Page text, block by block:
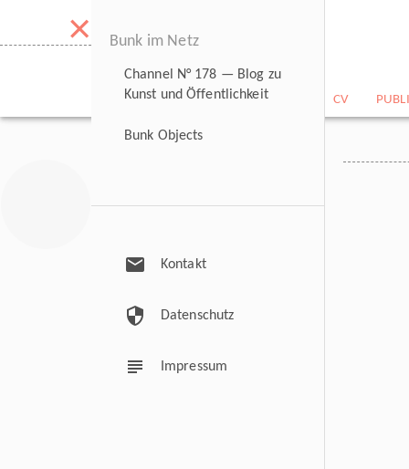
×
NEWS BILDARCHIV CV
Bunk im Netz
Channel N° 178 — Blog zu
Kunst und Öffentlichkeit
Bunk Objects
mail Kontakt
security Datenschutz
subject Impressum